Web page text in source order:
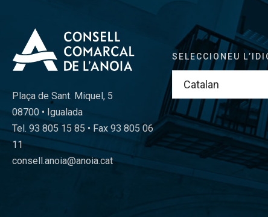
Plaça de Sant. Miquel, 5
08700 • Igualada
Tel. 93 805 15 85 • Fax 93 805 06
11
consell.anoia@anoia.cat
SELECCIONEU